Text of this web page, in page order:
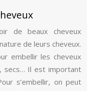
de beaux cheveux
de leurs cheveux.
embellir les cheveux
secs… Il est important
s’embellir, on peut